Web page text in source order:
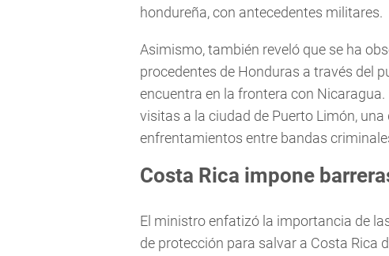
hondureña, con antecedentes militares.
Asimismo, también reveló que se ha
procedentes de Honduras a través del
encuentra en la frontera con
visitas a la ciudad de Puerto Limón,
enfrentamientos entre bandas
Costa Rica impone
El ministro enfatizó la importancia de
de protección para salvar a Costa Rica